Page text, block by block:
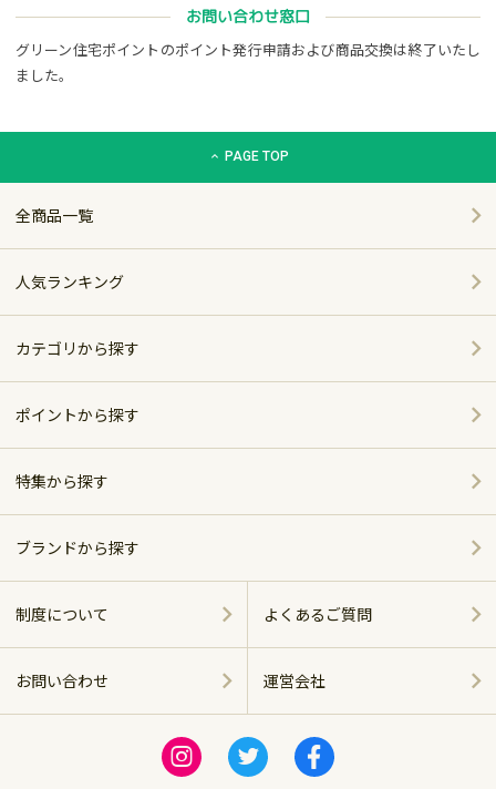
お問い合わせ窓口
グリーン住宅ポイントのポイント発行申請および商品交換は終了いたし
ました。
グリーン住宅ポイント交換商品カタログサイト「エコdeギフ
PAGE TOP
全商品一覧
人気ランキング
カテゴリから探す
家電
家具・インテリア
ホーム＆キッチン
アウトドア・スポーツ
グルメ・スイーツ
ポイントから探す
～5,000pt
5,001～10,000pt
10,001～20,000pt
20,001～30,000pt
特集から探す
ポイント別おすすめ商品
おしゃれで便利なキッチンアイテム
ベッド特集
ブランドから探す
シャープ
パナソニック
制度について よくあるご質問
商品に関する
お問い合わせ 運営会社